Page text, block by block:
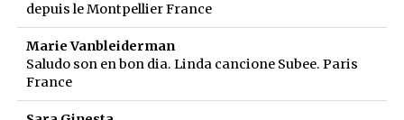
depuis le Montpellier France
Marie Vanbleiderman
Saludo son en bon dia. Linda cancione Subee. Paris
France